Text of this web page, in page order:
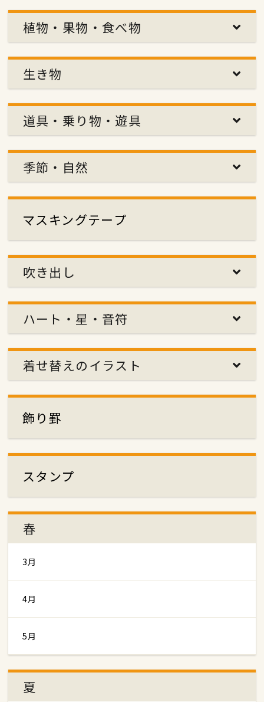
植物・果物・食べ物
生き物
道具・乗り物・遊具
季節・自然
マスキングテープ
吹き出し
ハート・星・音符
着せ替えのイラスト
飾り罫
スタンプ
春
3月
4月
5月
夏